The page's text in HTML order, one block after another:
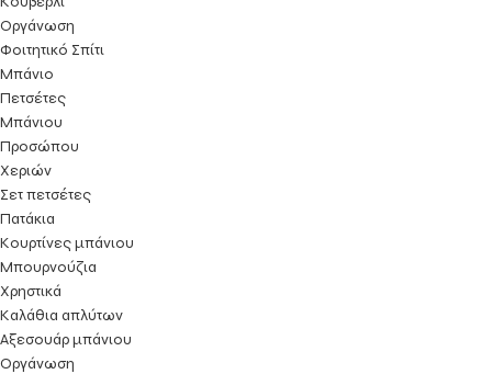
Οργάνωση
Φοιτητικό Σπίτι
Μπάνιο
Πετσέτες
Μπάνιου
Προσώπου
Χεριών
Σετ πετσέτες
Πατάκια
Κουρτίνες μπάνιου
Μπουρνούζια
Χρηστικά
Καλάθια απλύτων
Αξεσουάρ μπάνιου
Οργάνωση